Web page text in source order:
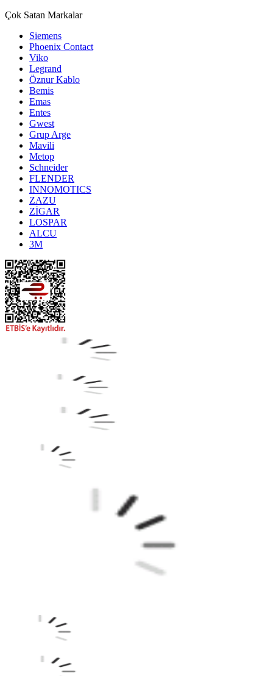
Çok Satan Markalar
Siemens
Phoenix Contact
Viko
Legrand
Öznur Kablo
Bemis
Emas
Entes
Gwest
Grup Arge
Mavili
Metop
Schneider
FLENDER
INNOMOTICS
ZAZU
ZİGAR
LOSPAR
ALCU
3M